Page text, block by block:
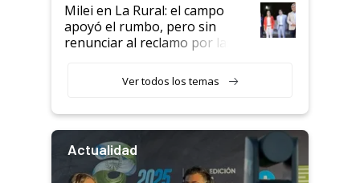
Milei en La Rural: el campo
apoyó el rumbo, pero sin
renunciar al reclamo por las
Ver todos los temas
Actualidad